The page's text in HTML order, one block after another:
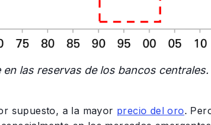
en las reservas de los bancos
supuesto, a la mayor precio del oro.